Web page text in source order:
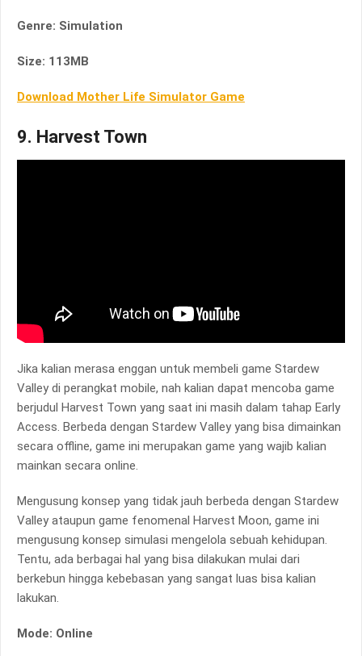
Genre: Simulation
Size: 113MB
Download Mother Life Simulator Game
9. Harvest Town
Jika kalian merasa enggan untuk membeli game Stardew
Valley di perangkat mobile, nah kalian dapat mencoba game
berjudul Harvest Town yang saat ini masih dalam tahap Early
Access. Berbeda dengan Stardew Valley yang bisa dimainkan
secara offline, game ini merupakan game yang wajib kalian
mainkan secara online.
Mengusung konsep yang tidak jauh berbeda dengan Stardew
Valley ataupun game fenomenal Harvest Moon, game ini
mengusung konsep simulasi mengelola sebuah kehidupan.
Tentu, ada berbagai hal yang bisa dilakukan mulai dari
berkebun hingga kebebasan yang sangat luas bisa kalian
lakukan.
Mode: Online